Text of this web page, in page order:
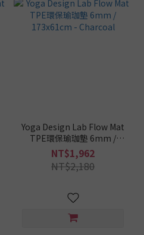
Yoga Design Lab Flow Mat
TPE環保瑜珈墊 6mm /
173x61cm - Charcoal
NT$1,962
NT$2,180